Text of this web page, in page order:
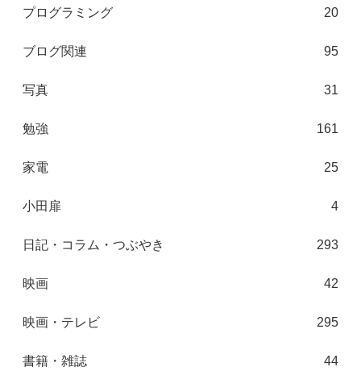
プログラミング 20
ブログ関連 95
写真 31
勉強 161
家電 25
小田扉 4
日記・コラム・つぶやき 293
映画 42
映画・テレビ 295
書籍・雑誌 44